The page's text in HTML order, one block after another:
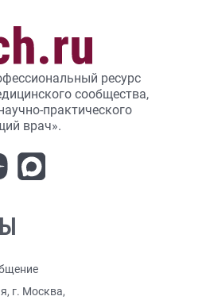
ресурс
сообщества,
практического
врач».
г. Москва,